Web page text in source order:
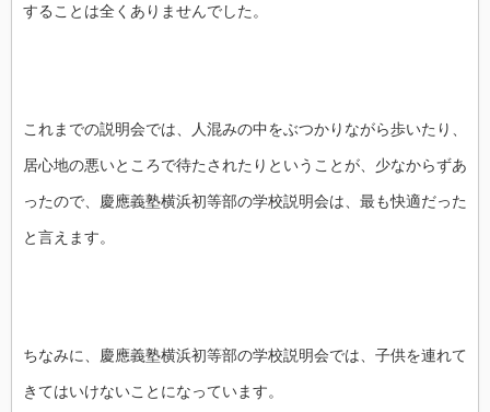
することは全くありませんでした。
これまでの説明会では、人混みの中をぶつかりながら歩いたり、
居心地の悪いところで待たされたりということが、少なからずあ
ったので、慶應義塾横浜初等部の学校説明会は、最も快適だった
と言えます。
ちなみに、慶應義塾横浜初等部の学校説明会では、子供を連れて
きてはいけないことになっています。